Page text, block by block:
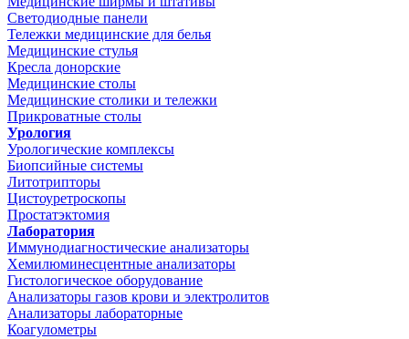
Светодиодные панели
Тележки медицинские для белья
Медицинские стулья
Кресла донорские
Медицинские столы
Медицинские столики и тележки
Прикроватные столы
Урология
Урологические комплексы
Биопсийные системы
Литотрипторы
Цистоуретроскопы
Простатэктомия
Лаборатория
Иммунодиагностические анализаторы
Хемилюминесцентные анализаторы
Гистологическое оборудование
Анализаторы газов крови и электролитов
Анализаторы лабораторные
Коагулометры